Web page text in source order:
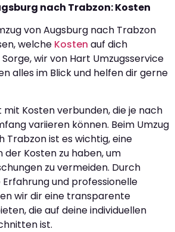
nach Trabzon: Kosten
von Augsburg nach Trabzon
welche Kosten auf dich
wir von Hart Umzugsservice
alles im Blick und helfen dir gerne
mit Kosten verbunden, die je nach
variieren können. Beim Umzug
Trabzon ist es wichtig, eine
der Kosten zu haben, um
zu vermeiden. Durch
und professionelle
wir dir eine transparente
die auf deine individuellen
ist.